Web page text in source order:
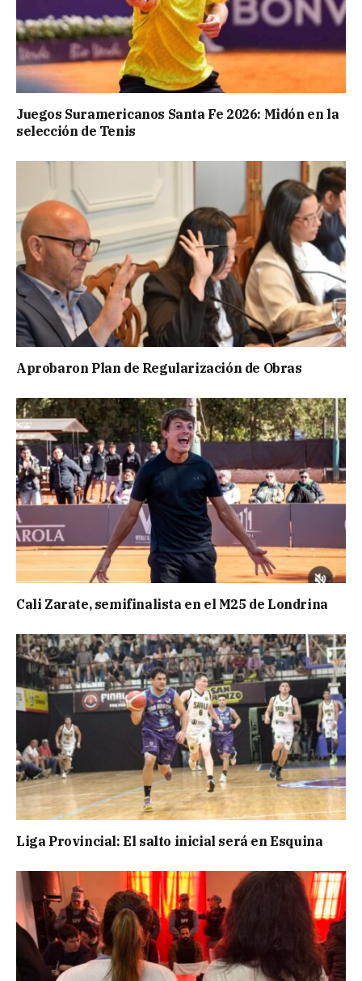
Juegos Suramericanos Santa Fe 2026: Midón en la
selección de Tenis
Aprobaron Plan de Regularización de Obras
Cali Zarate, semifinalista en el M25 de Londrina
Liga Provincial: El salto inicial será en Esquina